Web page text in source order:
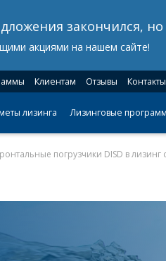
закончился,
акциями на нашем сайте!
Клиентам Отзывы Контакты
лизинга Лизинговые
погрузчики DISD в лизинг